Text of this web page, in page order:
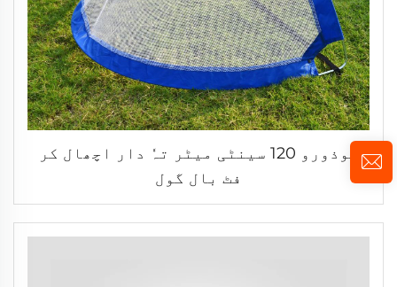
موذورو 120 سینٹی میٹر تہٗ دار اچھال کر
فٹ بال گول